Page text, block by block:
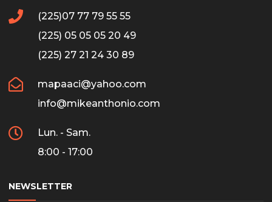
(225)07 77 79 55 55
(225) 05 05 05 20 49
(225) 27 21 24 30 89
mapaaci@yahoo.com
info@mikeanthonio.com
Lun. - Sam.
8:00 - 17:00
NEWSLETTER